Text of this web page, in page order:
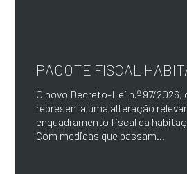
PACOTE FISCAL
O novo Decreto-Lei n.º 97/2026,
representa uma alteração
enquadramento fiscal da
Com medidas que passam...